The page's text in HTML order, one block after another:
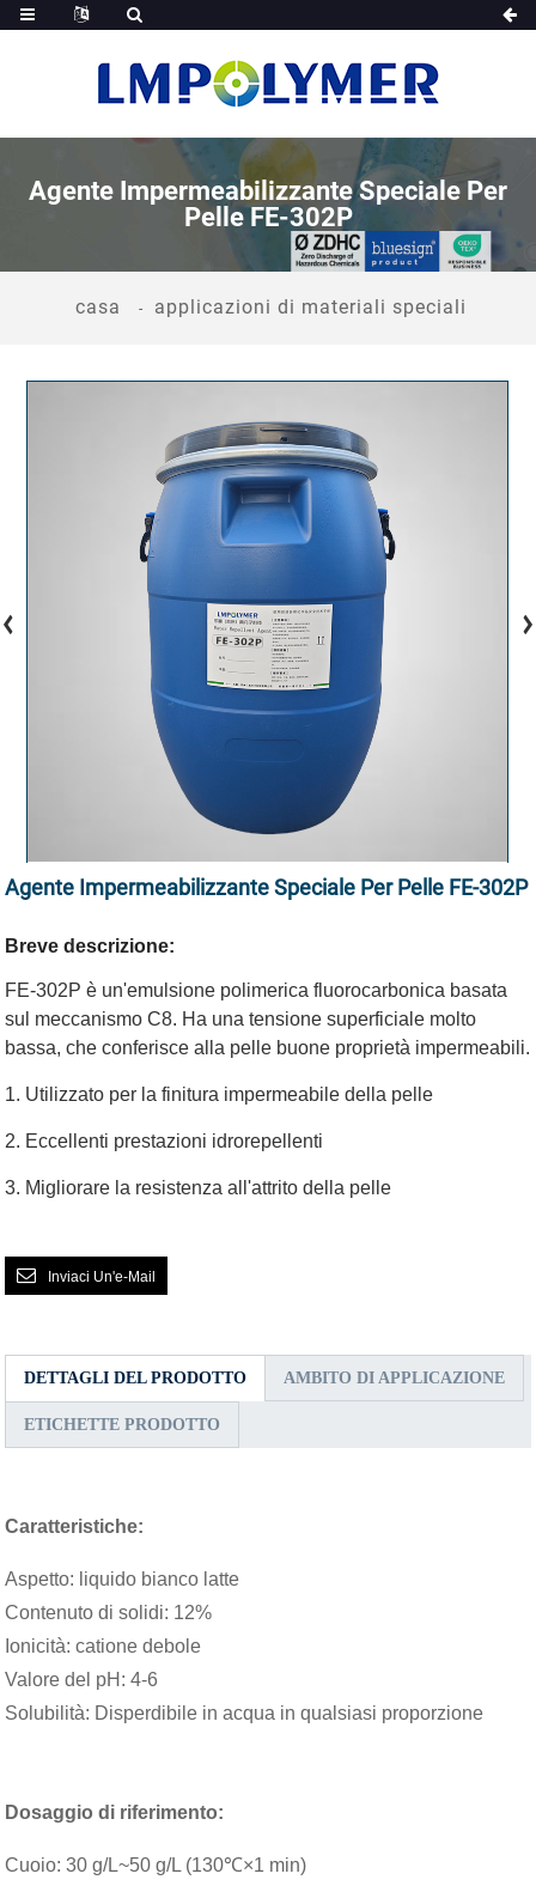
Agente Impermeabilizzante Speciale Per
Pelle FE-302P
casa applicazioni di materiali speciali
Agente Impermeabilizzante Speciale Per Pelle FE-302P
Breve descrizione:
FE-302P è un'emulsione polimerica fluorocarbonica basata
sul meccanismo C8. Ha una tensione superficiale molto
bassa, che conferisce alla pelle buone proprietà impermeabili.
1. Utilizzato per la finitura impermeabile della pelle
2. Eccellenti prestazioni idrorepellenti
3. Migliorare la resistenza all'attrito della pelle
Inviaci Un'e-Mail
DETTAGLI DEL PRODOTTO AMBITO DI APPLICAZIONE
ETICHETTE PRODOTTO
Caratteristiche:
Aspetto: liquido bianco latte
Contenuto di solidi: 12%
Ionicità: catione debole
Valore del pH: 4-6
Solubilità: Disperdibile in acqua in qualsiasi proporzione
Dosaggio di riferimento:
Cuoio: 30 g/L~50 g/L (130℃×1 min)